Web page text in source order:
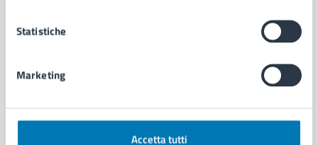
Statistiche
Marketing
Accetta tutti
Comune di Napoli
AMMINISTRAZIONE
Organi di governo